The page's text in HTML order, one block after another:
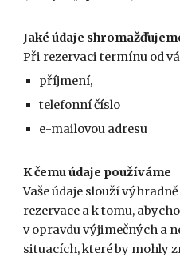
Jaké údaje
Při rezervaci termínu od
příjmení,
telefonní číslo
e-mailovou adresu
K čemu údaje používáme
Vaše údaje slouží
rezervace a k tomu,
v opravdu výjimečných a
situacích, které by mohly